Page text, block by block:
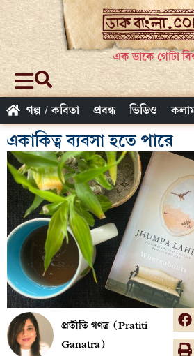
এক ডাকে গোটা
গল্প / কবিতা প্রবন্ধ ভিডিও
একাকিত্ব ব্যবসা হতে পারে
প্রতীতি গণত্র (Pratiti
Ganatra)